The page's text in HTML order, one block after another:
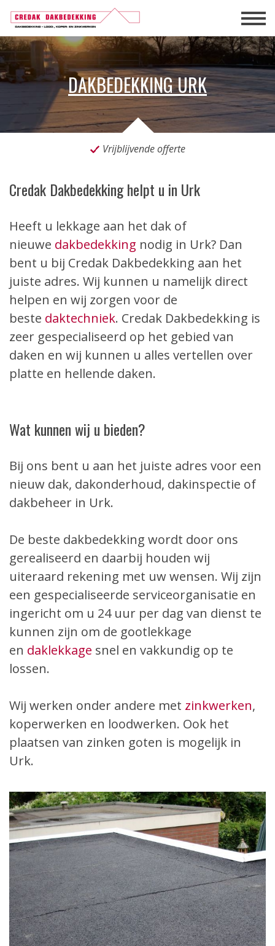
DAKBEDEKKING URK
Vrijblijvende offerte
Credak Dakbedekking helpt u in Urk
Heeft u lekkage aan het dak of
nieuwe dakbedekking nodig in Urk? Dan
bent u bij Credak Dakbedekking aan het
juiste adres. Wij kunnen u namelijk direct
helpen en wij zorgen voor de
beste daktechniek. Credak Dakbedekking is
zeer gespecialiseerd op het gebied van
daken en wij kunnen u alles vertellen over
platte en hellende daken.
Wat kunnen wij u bieden?
Bij ons bent u aan het juiste adres voor een
nieuw dak, dakonderhoud, dakinspectie of
dakbeheer in Urk.
De beste dakbedekking wordt door ons
gerealiseerd en daarbij houden wij
uiteraard rekening met uw wensen. Wij zijn
een gespecialiseerde serviceorganisatie en
ingericht om u 24 uur per dag van dienst te
kunnen zijn om de gootlekkage
en daklekkage snel en vakkundig op te
lossen.
Wij werken onder andere met zinkwerken,
koperwerken en loodwerken. Ook het
plaatsen van zinken goten is mogelijk in
Urk.